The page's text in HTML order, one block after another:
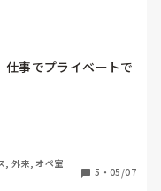
事でプライベートで
いたので長年しよう
思います。
すか？おすすめのハン
, 外来, オペ室
5 ・ 05/07